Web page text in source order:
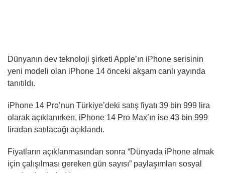
Dünyanın dev teknoloji şirketi Apple’ın iPhone serisinin
yeni modeli olan iPhone 14 önceki akşam canlı yayında
tanıtıldı.
iPhone 14 Pro’nun Türkiye’deki satış fiyatı 39 bin 999 lira
olarak açıklanırken, iPhone 14 Pro Max’ın ise 43 bin 999
liradan satılacağı açıklandı.
Fiyatların açıklanmasından sonra “Dünyada iPhone almak
için çalışılması gereken gün sayısı” paylaşımları sosyal